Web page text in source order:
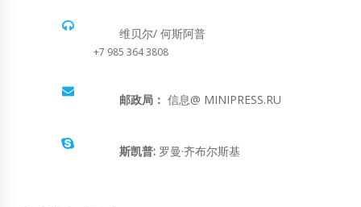
维贝尔/ 何斯阿普
+7 985 364 3808
邮政局： 信息@ MINIPRESS.RU
斯凯普: 罗曼·齐布尔斯基